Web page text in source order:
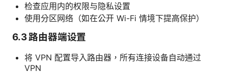
检查应用内的权限与隐私设置
使用分区网络（如在公开 Wi-Fi 情境下提高保护）
6.3 路由器端设置
将 VPN 配置导入路由器，所有连接设备自动通过
VPN